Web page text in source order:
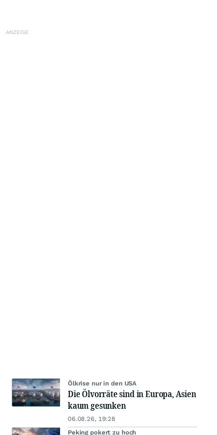
Ölkrise nur in den USA
Die Ölvorräte sind in Europa, Asien
kaum gesunken
06.08.26, 19:28
Peking pokert zu hoch